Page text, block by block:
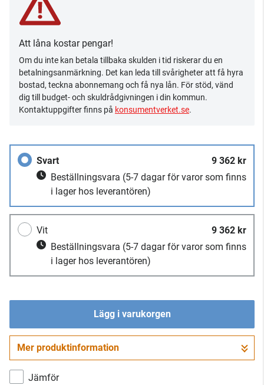
Att låna kostar pengar!
Om du inte kan betala tillbaka skulden i tid riskerar du en
betalningsanmärkning. Det kan leda till svårigheter att få hyra
bostad, teckna abonnemang och få nya lån. För stöd, vänd
dig till budget- och skuldrådgivningen i din kommun.
Kontaktuppgifter finns på konsumentverket.se.
Svart
9 362 kr
Beställningsvara (5-7 dagar för varor som finns
i lager hos leverantören)
Vit
9 362 kr
Beställningsvara (5-7 dagar för varor som finns
i lager hos leverantören)
Lägg i varukorgen
Gå till kassan
Mer produktinformation
Jämför